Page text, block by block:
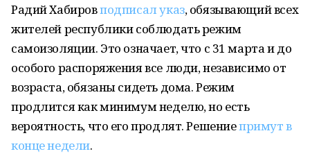
Радий Хабировподписал указ, обязывающий всех
жителей республики соблюдать режим
самоизоляции. Это означает, что с 31 марта и до
особого распоряжения все люди, независимо от
возраста, обязаны сидеть дома. Режим
продлится как минимум неделю, но есть
вероятность, что его продлят. Решениепримут в
конце недели.